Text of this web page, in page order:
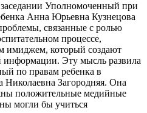
Уполномоченный при
Анна Юрьевна Кузнецова
связанные с ролью
процессе,
имиджем, который создают
информации. Эту мысль развила
по правам ребенка в
Николаевна Загородняя. Она
положительные медийные
могли бы учиться